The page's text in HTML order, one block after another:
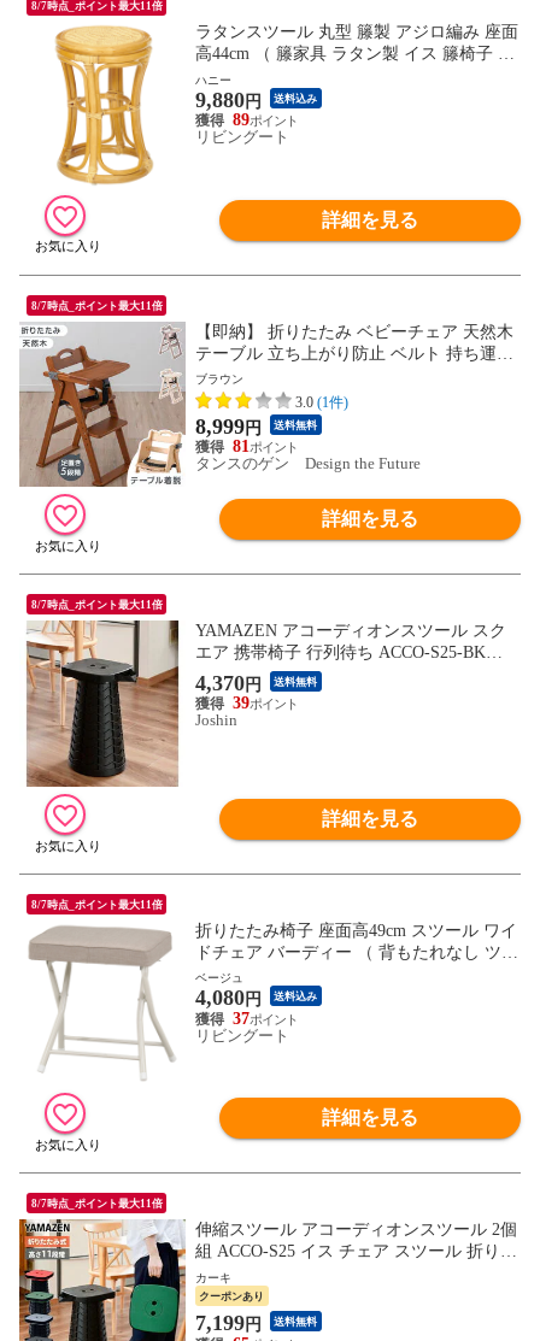
8/7時点_ポイント最大11倍
ラタンスツール 丸型 籐製 アジロ編み 座面
高44cm （ 籐家具 ラタン製 イス 籐椅子 腰
掛け アジアン家具 チェア 丸椅子 軽量 コ
ンパクト ブラウン ナチュラル おしゃれ ）
【 ハニー 】
ハニー
9,880円 送料込み
89
リビングート
詳細を見る
8/7時点_ポイント最大11倍
【即納】 折りたたみ ベビーチェア 天然木
テーブル 立ち上がり防止 ベルト 持ち運び
高さ調整 足置き 折りたたみ式 ハイチェア
キッズチェア 机 木製 おしゃれ 49600342
〔ブラウン(木目)〕
ブラウン
3.0 (1件)
8,999円 送料無料
81
タンスのゲン Design the Future
詳細を見る
8/7時点_ポイント最大11倍
YAMAZEN アコーディオンスツール スク
エア 携帯椅子 行列待ち ACCO-S25-BK
【返品種別A】
4,370円 送料無料
39
Joshin
詳細を見る
8/7時点_ポイント最大11倍
折りたたみ椅子 座面高49cm スツール ワイ
ドチェア バーディー （ 背もたれなし ツー
トン おしゃれ スリム チェア レザー調 フ
ァブリック 座面 ダイニング キッチン リビ
ング デスク ） 【ベージュ】
ベージュ
4,080円 送料込み
37
リビングート
詳細を見る
8/7時点_ポイント最大11倍
伸縮スツール アコーディオンスツール 2個
組 ACCO-S25 イス チェア スツール 折りた
たみ 折りたたみチェア 折りたたみスツー
ル 簡易チェア 簡易スツール 高さ調節 コン
パクト おしゃれ 新生活 レジャー アウトド
カーキ
クーポンあり
7,199円 送料無料